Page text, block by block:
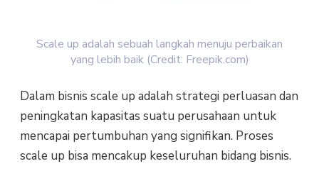
Scale up adalah sebuah langkah menuju perbaikan
yang lebih baik (Credit: Freepik.com)
Dalam bisnis scale up adalah strategi perluasan dan
peningkatan kapasitas suatu perusahaan untuk
mencapai pertumbuhan yang signifikan. Proses
scale up bisa mencakup keseluruhan bidang bisnis.